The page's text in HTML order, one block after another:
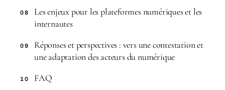
08
Les enjeux pour les plateformes numériques et les
internautes
09
Réponses et perspectives : vers une contestation et
une adaptation des acteurs du numérique
10 FAQ